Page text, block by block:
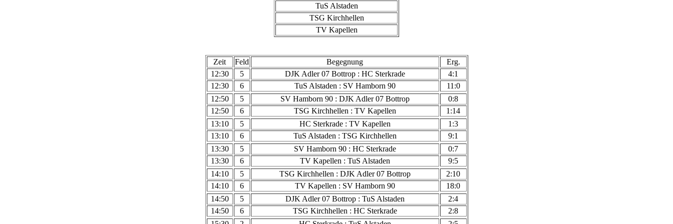
TuS Alstaden
TSG Kirchhellen
TV Kapellen
Zeit Feld Begegnung
Erg.
12:30
5 DJK Adler 07 Bottrop : HC Sterkrade
4:1
12:30
6 TuS Alstaden : SV Hamborn 90
11:0
12:50
5 SV Hamborn 90 : DJK Adler 07 Bottrop
0:8
12:50
6 TSG Kirchhellen : TV Kapellen
1:14
13:10
5 HC Sterkrade : TV Kapellen
1:3
13:10
6 TuS Alstaden : TSG Kirchhellen
9:1
13:30
5 SV Hamborn 90 : HC Sterkrade
0:7
13:30
6 TV Kapellen : TuS Alstaden
9:5
14:10
5 TSG Kirchhellen : DJK Adler 07 Bottrop
2:10
14:10
6 TV Kapellen : SV Hamborn 90
18:0
14:50
5 DJK Adler 07 Bottrop : TuS Alstaden
2:4
14:50
6 TSG Kirchhellen : HC Sterkrade
2:8